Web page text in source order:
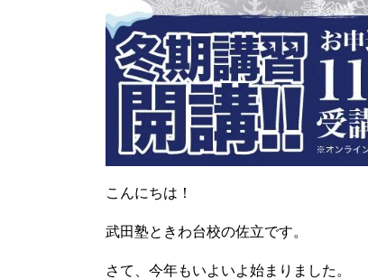
こんにちは！
武田塾ときわ台校の佐立です。
さて、今年もいよいよ始まりました。